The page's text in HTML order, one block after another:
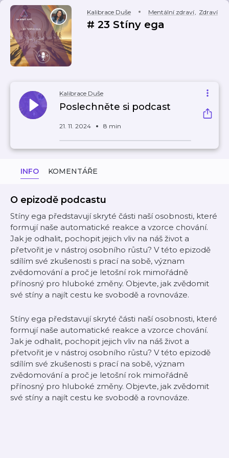
Kalibrace Duše Mentální zdraví, Zdraví
# 23 Stíny ega
Kalibrace Duše
Poslechněte si podcast
21. 11. 2024 8 min
INFO KOMENTÁŘE
O epizodě podcastu
Stíny ega představují skryté části naší osobnosti, které
formují naše automatické reakce a vzorce chování.
Jak je odhalit, pochopit jejich vliv na náš život a
přetvořit je v nástroj osobního růstu? V této epizodě
sdílím své zkušenosti s prací na sobě, význam
zvědomování a proč je letošní rok mimořádně
přínosný pro hluboké změny. Objevte, jak zvědomit
své stíny a najít cestu ke svobodě a rovnováze.
Stíny ega představují skryté části naší osobnosti, které
formují naše automatické reakce a vzorce chování.
Jak je odhalit, pochopit jejich vliv na náš život a
přetvořit je v nástroj osobního růstu? V této epizodě
sdílím své zkušenosti s prací na sobě, význam
zvědomování a proč je letošní rok mimořádně
přínosný pro hluboké změny. Objevte, jak zvědomit
své stíny a najít cestu ke svobodě a rovnováze.